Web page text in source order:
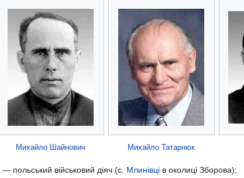
Михайло Шайнович Михайло Татарнюк
— польський військовий діяч (с. Млинівці в околиці Зборова);